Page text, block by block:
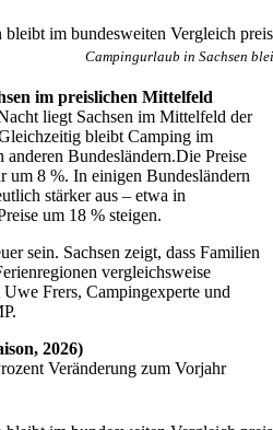
Campingurlaub in Sachsen
im preislichen Mittelfeld
liegt Sachsen im Mittelfeld der
bleibt Camping im
anderen Bundesländern.Die Preise
um 8 %. In einigen Bundesländern
stärker aus – etwa in
um 18 % steigen.
sein. Sachsen zeigt, dass Familien
vergleichsweise
Frers, Campingexperte und
2026)
Veränderung zum Vorjahr